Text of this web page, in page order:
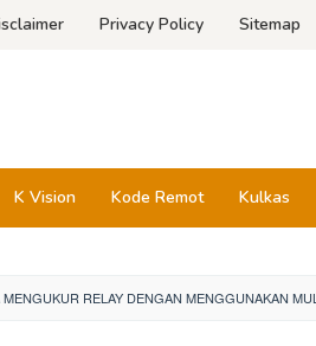
Privacy Policy Sitemap
K Vision Kode Remot Kulkas
MENGUKUR RELAY DENGAN MENGGUNAKAN